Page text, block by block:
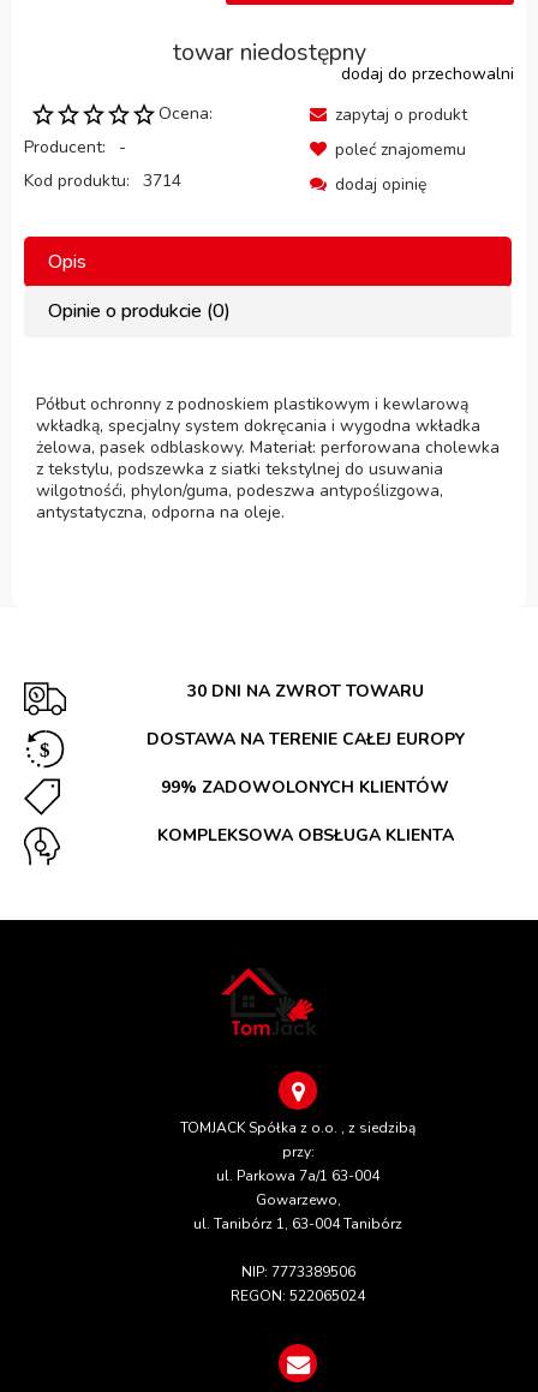
towar niedostępny
dodaj do przechowalni
Ocena:
Producent:
-
Kod produktu:
3714
zapytaj o produkt
poleć znajomemu
dodaj opinię
Opis
Opinie o produkcie (0)
Półbut ochronny z podnoskiem plastikowym i kewlarową
wkładką, specjalny system dokręcania i wygodna wkładka
żelowa, pasek odblaskowy. Materiał: perforowana cholewka
z tekstylu, podszewka z siatki tekstylnej do usuwania
wilgotnośći, phylon/guma, podeszwa antypoślizgowa,
antystatyczna, odporna na oleje.
30 DNI NA ZWROT TOWARU
DOSTAWA NA TERENIE CAŁEJ EUROPY
99% ZADOWOLONYCH KLIENTÓW
KOMPLEKSOWA OBSŁUGA KLIENTA
TOMJACK Spółka z o.o. , z siedzibą
przy:
ul. Parkowa 7a/1 63-004
Gowarzewo,
ul. Tanibórz 1, 63-004 Tanibórz
NIP: 7773389506
REGON: 522065024